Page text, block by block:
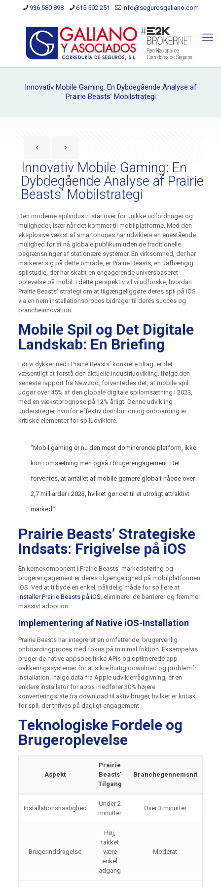
936 580 898 615 592 251 info@segurosgaliano.com
Innovativ Mobile Gaming: En Dybdegående Analyse af
Prairie Beasts’ Mobilstrategi
Innovativ Mobile Gaming: En
Dybdegående Analyse af Prairie
Beasts’ Mobilstrategi
Den moderne spilindustri står over for unikke udfordringer og
muligheder, især når det kommer til mobilplatforme. Med den
eksplosive vækst af smartphones har udviklere en enestående
mulighed for at nå globale publikum uden de traditionelle
begrænsninger af stationære systemer. En virksomhed, der har
markeret sig på dette område, er Prairie Beasts, en uafhængig
spilstudie, der har skabt en engagerende universbaseret
oplevelse på mobil. I dette perspektiv vil vi udforske, hvordan
Prairie Beasts’ strategi om at tilgængeliggøre deres spil på iOS
via en nem installationsproces bidrager til deres succes og
brancheinnovation.
Mobile Spil og Det Digitale
Landskab: En Briefing
Før vi dykker ned i Prairie Beasts’ konkrete tiltag, er det
væsentligt at forstå den aktuelle industriudvikling. Ifølge den
seneste rapport fra Newzoo, forventedes det, at mobile spil
udgør over 45% af den globale digitale spilomsætning i 2023,
med en vækstprognose på 12% årligt. Denne udvikling
understreger, hvorfor effektiv distribution og onboarding er
kritiske elementer for spiludviklere.
“Mobil gaming er nu den mest dominerende platform, ikke
kun i omsætning men også i brugerengagement. Det
forventes, at antallet af mobile gamere globalt nåede over
2,7 milliarder i 2023, hvilket gør det til et utroligt attraktivt
marked.”
Prairie Beasts’ Strategiske
Indsats: Frigivelse på iOS
En kernekomponent i Prairie Beasts’ markedsføring og
brugerengagement er deres tilgængelighed på mobilplatformen
iOS. Ved at tilbyde en enkel, pålidelig måde for spillere at
installer Prairie Beasts på iOS, eliminerer de barrierer og fremmer
massivt adoption.
Implementering af Native iOS-Installation
Prairie Beasts har integreret en omfattende, brugervenlig
onboardingproces med fokus på minimal friktion. Eksempelvis
bruger de native appspecifikke APIs og optimerede app-
bakkeringssystemer for at sikre hurtig download og problemfri
installation. Ifølge data fra Apple udviklerrådgivning, er en
enklere installator for apps medfører 30% højere
konverteringsrate fra download til aktiv bruger, hvilket er kritisk
for spil, der thrives på dagligt engagement.
Teknologiske Fordele og
Brugeroplevelse
Aspekt
Prairie
Beasts’
Tilgang
Branchegennemsnit
Installationshastighed
Under 2
minutter
Over 3 minutter
Brugerinddragelse
Høj,
takket
være
enkel
adgang
Moderat